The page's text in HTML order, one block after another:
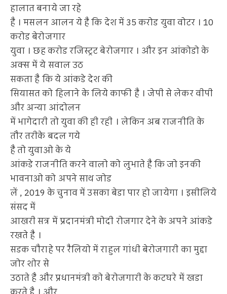
हालात बनाये जा रहे
है । मसलन आलन ये है कि देश में 35 करोड युवा वोटर । 10
करोड बेरोजगार
युवा । छह करोड रजिस्ट्रट बेरोजगार । और इन आंकोडो के
अक्स में ये सवाल उठ
सकता है कि ये आंकडे देश की
सियासत को हिलाने के लिये काफी है । जेपी से लेकर वीपी
और अन्या आंदोलन
में भागेदारी तो युवा की ही रही । लेकिन अब राजनीति के
तौर तरीके बदल गये
है तो युवाओ के ये
आंकडे राजनीति करने वालो को लुभाते है कि जो इनकी
भावनाओ को अपने साथ जोड
लें , 2019 के चुनाव में उसका बेडा पार हो जायेगा । इसीलिये
संसद में
आखरी सत्र में प्रदानमंत्री मोदी रोजगार देने के अपने आंकडे
रखते है ।
सडक चौराहे पर रैलियो में राहुल गांधी बेरोजगारी का मुद्दा
जोर शोर से
उठाते है और प्रधानमंत्री को बेरोजगारी के कटघरे में खडा